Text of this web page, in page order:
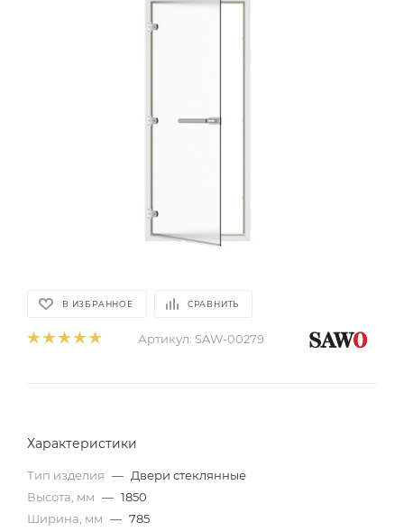
В ИЗБРАННОЕ СРАВНИТЬ
Артикул: SAW-00279
Характеристики
Тип изделия — Двери стеклянные
Высота, мм — 1850
Ширина, мм — 785